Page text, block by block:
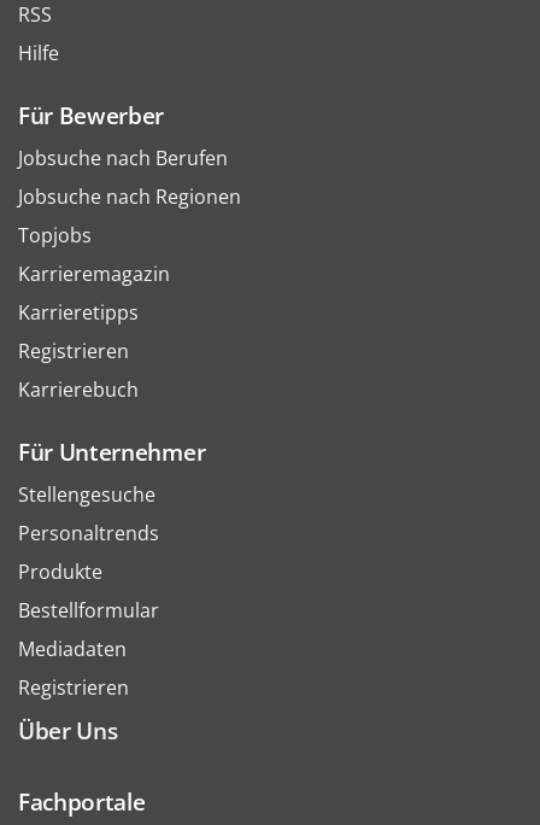
RSS
Hilfe
Für Bewerber
Jobsuche nach Berufen
Jobsuche nach Regionen
Topjobs
Karrieremagazin
Karrieretipps
Registrieren
Karrierebuch
Für Unternehmer
Stellengesuche
Personaltrends
Produkte
Bestellformular
Mediadaten
Registrieren
Über Uns
Fachportale